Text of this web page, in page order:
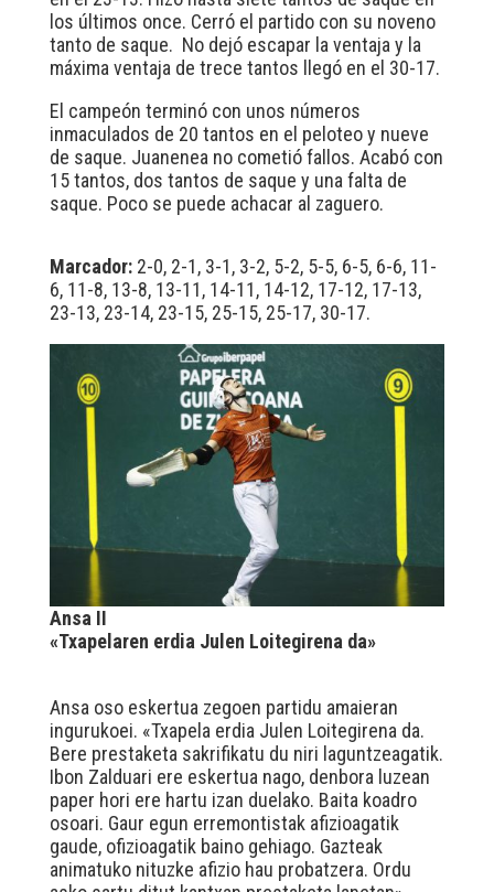
los últimos once. Cerró el partido con su noveno
tanto de saque. No dejó escapar la ventaja y la
máxima ventaja de trece tantos llegó en el 30-17.
El campeón terminó con unos números
inmaculados de 20 tantos en el peloteo y nueve
de saque. Juanenea no cometió fallos. Acabó con
15 tantos, dos tantos de saque y una falta de
saque. Poco se puede achacar al zaguero.
Marcador:2-0, 2-1, 3-1, 3-2, 5-2, 5-5, 6-5, 6-6, 11-
6, 11-8, 13-8, 13-11, 14-11, 14-12, 17-12, 17-13,
23-13, 23-14, 23-15, 25-15, 25-17, 30-17.
Ansa II
«Txapelaren erdia Julen Loitegirena da»
Ansa oso eskertua zegoen partidu amaieran
ingurukoei. «Txapela erdia Julen Loitegirena da.
Bere prestaketa sakrifikatu du niri laguntzeagatik.
Ibon Zalduari ere eskertua nago, denbora luzean
paper hori ere hartu izan duelako. Baita koadro
osoari. Gaur egun erremontistak afizioagatik
gaude, ofizioagatik baino gehiago. Gazteak
animatuko nituzke afizio hau probatzera. Ordu